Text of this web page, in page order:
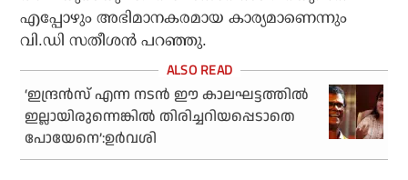
എപ്പോഴും അഭിമാനകരമായ കാര്യമാണെന്നും
വി.ഡി സതീശന്‍ പറഞ്ഞു.
‘ഇന്ദ്രൻസ് എന്ന നടൻ ഈ കാലഘട്ടത്തിൽ
ഇല്ലായിരുന്നെങ്കിൽ തിരിച്ചറിയപ്പെടാതെ
പോയേനെ’:ഉർവശി